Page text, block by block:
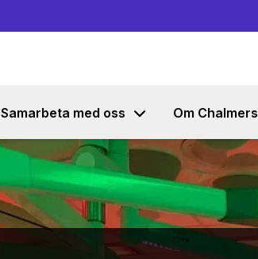
Samarbeta med oss Om Chalmers